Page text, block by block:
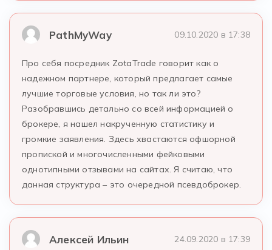
PathMyWay 09.10.2020 в 17:38
Про себя посредник ZotaTrade говорит как о
надежном партнере, который предлагает самые
лучшие торговые условия, но так ли это?
Разобравшись детально со всей информацией о
брокере, я нашел накрученную статистику и
громкие заявления. Здесь хвастаются офшорной
пропиской и многочисленными фейковыми
однотипными отзывами на сайтах. Я считаю, что
данная структура – это очередной псевдоброкер.
Алексей Ильин 24.09.2020 в 17:39